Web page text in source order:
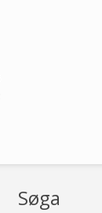
Søga